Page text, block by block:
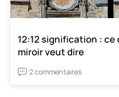
12:12 signification :
miroir veut dire
2 commentaires